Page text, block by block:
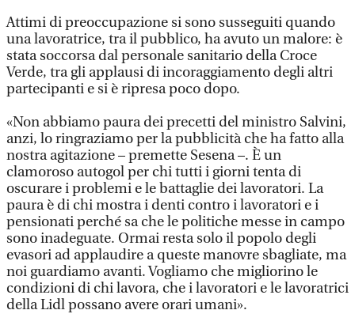
Attimi di preoccupazione si sono susseguiti quando
una lavoratrice, tra il pubblico, ha avuto un malore: è
stata soccorsa dal personale sanitario della Croce
Verde, tra gli applausi di incoraggiamento degli altri
partecipanti e si è ripresa poco dopo.
«Non abbiamo paura dei precetti del ministro Salvini,
anzi, lo ringraziamo per la pubblicità che ha fatto alla
nostra agitazione – premette Sesena –. È un
clamoroso autogol per chi tutti i giorni tenta di
oscurare i problemi e le battaglie dei lavoratori. La
paura è di chi mostra i denti contro i lavoratori e i
pensionati perché sa che le politiche messe in campo
sono inadeguate. Ormai resta solo il popolo degli
evasori ad applaudire a queste manovre sbagliate, ma
noi guardiamo avanti. Vogliamo che migliorino le
condizioni di chi lavora, che i lavoratori e le lavoratrici
della Lidl possano avere orari umani».